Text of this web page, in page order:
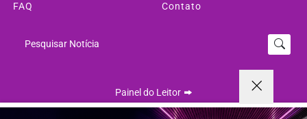
FAQ
Contato
Pesquisar Notícia
Painel do Leitor